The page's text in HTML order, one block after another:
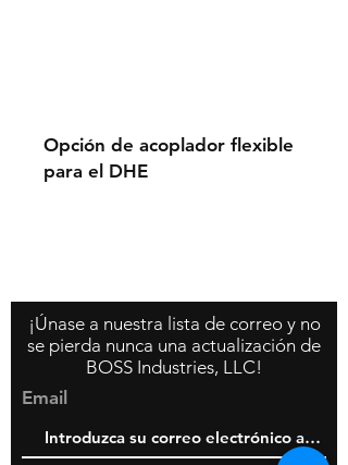
Opción de acoplador flexible
para el DHE
¡Únase a nuestra lista de correo y no
se pierda nunca una actualización de
BOSS Industries, LLC!
Email